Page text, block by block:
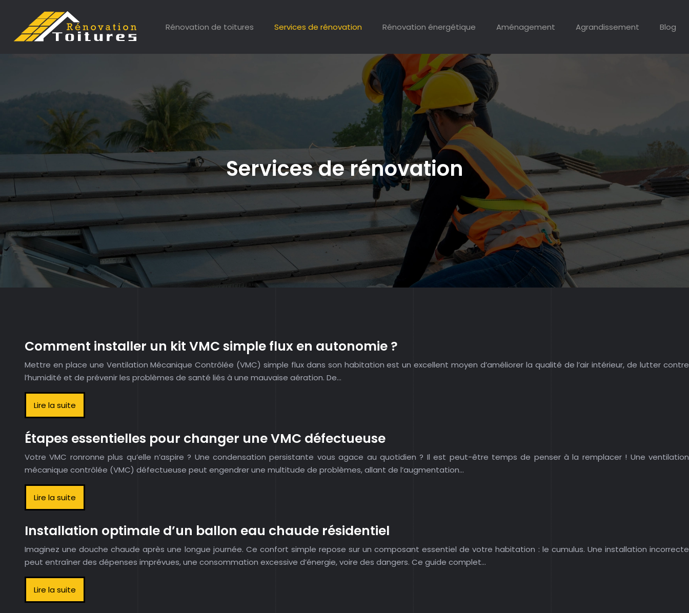
Rénovation de toitures Services de rénovation Rénovation énergétique Aménagement Agrandissement Blog
Services de rénovation
Comment installer un kit VMC simple flux en autonomie ?
Mettre en place une Ventilation Mécanique Contrôlée (VMC) simple flux dans son habitation est un excellent moyen d’améliorer la qualité de l’air intérieur, de lutter contre
l’humidité et de prévenir les problèmes de santé liés à une mauvaise aération. De…
Lire la suite
Étapes essentielles pour changer une VMC défectueuse
Votre VMC ronronne plus qu’elle n’aspire ? Une condensation persistante vous agace au quotidien ? Il est peut-être temps de penser à la remplacer ! Une ventilation
mécanique contrôlée (VMC) défectueuse peut engendrer une multitude de problèmes, allant de l’augmentation…
Lire la suite
Installation optimale d’un ballon eau chaude résidentiel
Imaginez une douche chaude après une longue journée. Ce confort simple repose sur un composant essentiel de votre habitation : le cumulus. Une installation incorrecte
peut entraîner des dépenses imprévues, une consommation excessive d’énergie, voire des dangers. Ce guide complet…
Lire la suite